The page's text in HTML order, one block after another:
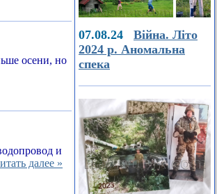
осени, но
и
далее »
07.08.24 Війна. Літо
2024 р. Аномальна
спека